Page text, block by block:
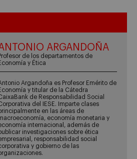
ARGANDOÑA
de los departamentos de
y Ética
Argandoña es Profesor Emérito de
y titular de la Cátedra
de Responsabilidad Social
del IESE. Imparte clases
en las áreas de
economía monetaria y
internacional, además de
investigaciones sobre ética
responsabilidad social
y gobierno de las